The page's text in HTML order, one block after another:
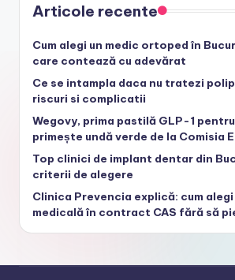
Articole recente
Cum alegi un medic ortoped în
care contează cu adevărat
Ce se intampla daca nu tratezi
riscuri si complicatii
Wegovy, prima pastilă GLP-1
primește undă verde de la Comisia
Top clinici de implant dentar din
criterii de alegere
Clinica Prevencia explică: cum
medicală în contract CAS fără să